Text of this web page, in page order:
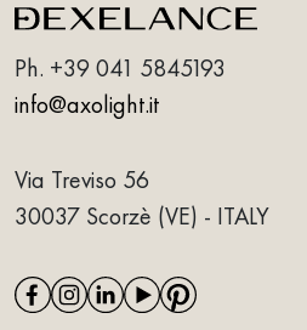
Ph. +39 041 5845193
info@axolight.it
Via Treviso 56
30037 Scorzè (VE) - ITALY